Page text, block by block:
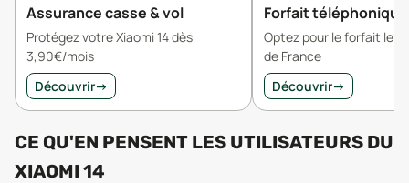
Assurance casse & vol
Protégez votre Xiaomi 14 dès
3,90€/mois
Découvrir→
Forfait téléphonique
Optez pour le forfait le
de France
Découvrir→
CE QU'EN PENSENT LES UTILISATEURS DU
XIAOMI 14